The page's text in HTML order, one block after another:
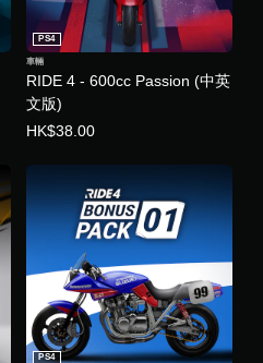
RIDE 4 - 600cc Passion (中英
文版)
PS4
車輛
HK$38.00
PS4